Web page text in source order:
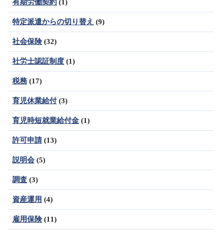
有期労働契約 (1)
特定派遣からの切り替え (9)
社会保険(32)
社労士認証制度 (1)
税務 (17)
育児休業給付(3)
育児時短就業給付金 (1)
許可申請 (13)
説明会 (5)
調査 (3)
資産運用 (4)
雇用保険(11)